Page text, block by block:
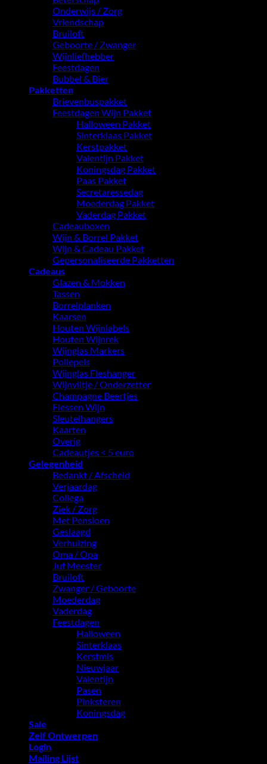
Onderwijs / Zorg
Vriendschap
Bruiloft
Geboorte / Zwanger
Wijnliefhebber
Feestdagen
Bubbel & Bier
Pakketten
Brievenbuspakket
Feestdagen Wijn Pakket
Halloween Pakket
Sinterklaas Pakket
Kerstpakket
Valentijn Pakket
Koningsdag Pakket
Paas Pakket
Secretaressedag
Moederdag Pakket
Vaderdag Pakket
Cadeauboxen
Wijn & Borrel Pakket
Wijn & Cadeau Pakket
Gepersonaliseerde Pakketten
Cadeaus
Glazen & Mokken
Tassen
Borrelplanken
Kaarsen
Houten Wijnlabels
Houten Wijnrek
Wijnglas Markers
Pollepels
Wijnglas Fleshanger
Wijnviltje / Onderzetter
Champagne Beertjes
Flessen Wijn
Sleutelhangers
Kaarten
Overig
Cadeautjes < 5 euro
Gelegenheid
Bedankt / Afscheid
Verjaardag
Collega
Ziek / Zorg
Met Pensioen
Geslaagd
Verhuizing
Oma / Opa
Juf Meester
Bruiloft
Zwanger / Geboorte
Moederdag
Vaderdag
Feestdagen
Halloween
Sinterklaas
Kerstmis
Nieuwjaar
Valentijn
Pasen
Pinksteren
Koningsdag
Sale
Zelf Ontwerpen
Login
Mailing Lijst